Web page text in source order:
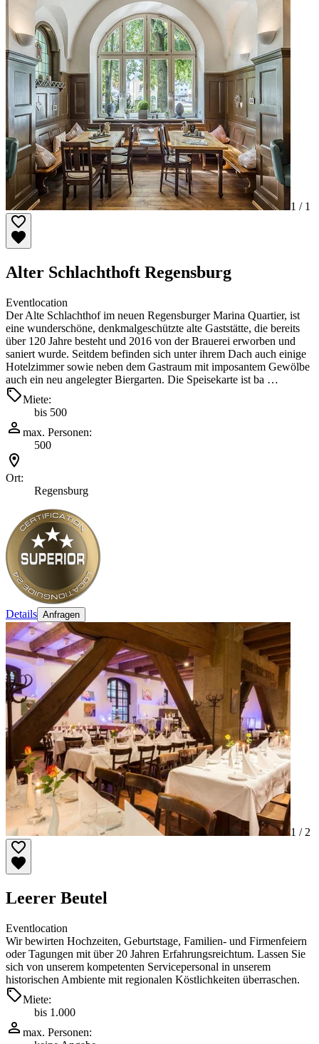
1 / 1
Alter Schlachthoft Regensburg
Eventlocation
Der Alte Schlachthof im neuen Regensburger Marina Quartier, ist
eine wunderschöne, denkmalgeschützte alte Gaststätte, die bereits
über 120 Jahre besteht und 2016 von der Brauerei erworben und
saniert wurde. Seitdem befinden sich unter ihrem Dach auch einige
Hotelzimmer sowie neben dem Gastraum mit imposantem Gewölbe
auch ein neu angelegter Biergarten. Die Speisekarte ist ba …
Miete:
bis 500
max. Personen:
500
Ort:
Regensburg
Details Anfragen
1 / 2
Leerer Beutel
Eventlocation
Wir bewirten Hochzeiten, Geburtstage, Familien- und Firmenfeiern
oder Tagungen mit über 20 Jahren Erfahrungsreichtum. Lassen Sie
sich von unserem kompetenten Servicepersonal in unserem
historischen Ambiente mit regionalen Köstlichkeiten überraschen.
Miete:
bis 1.000
max. Personen: